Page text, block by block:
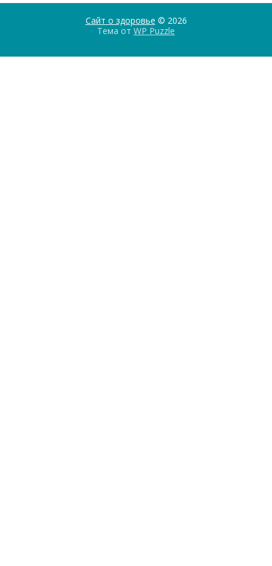
Сайт о здоровье © 2026
Тема от WP Puzzle